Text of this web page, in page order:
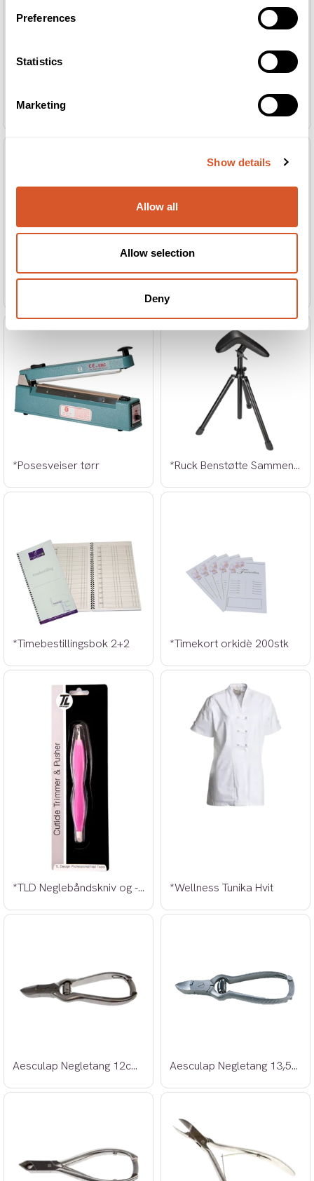
Preferences
Statistics
Marketing
Show details
Allow all
Allow selection
Deny
*Pasientkort fot 100stk
*Posesveiser tørr *Ruck Benstøtte Sammenleggbar
*Timebestillingsbok 2+2 *Timekort orkidè 200stk
*TLD Neglebåndskniv og -skyver *Wellness Tunika Hvit
Aesculap Negletang 12cm buet Aesculap Negletang 13,5cm buet